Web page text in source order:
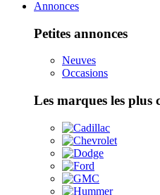
Annonces
Petites annonces
Neuves
Occasions
Les marques les plus